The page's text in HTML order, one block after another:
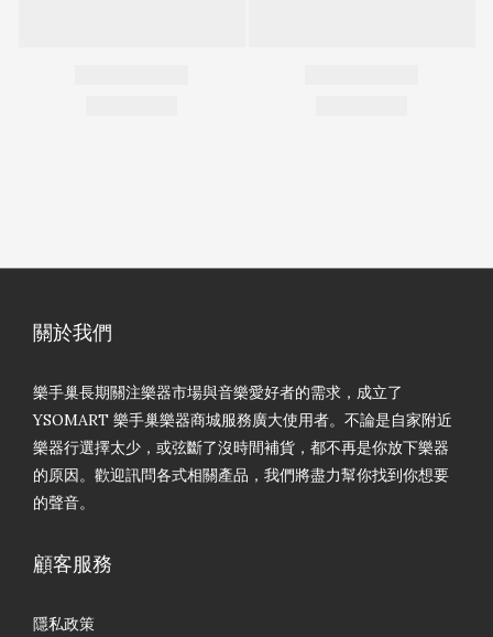
關於我們
樂手巢長期關注樂器市場與音樂愛好者的需求，成立了
YSOMART 樂手巢樂器商城服務廣大使用者。不論是自家附近
樂器行選擇太少，或弦斷了沒時間補貨，都不再是你放下樂器
的原因。歡迎訊問各式相關產品，我們將盡力幫你找到你想要
的聲音。
顧客服務
隱私政策